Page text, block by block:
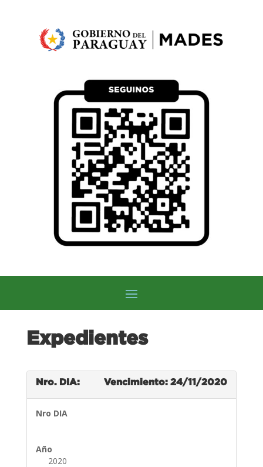
Expedientes
Nro. DIA: Vencimiento: 24/11/2020
Nro DIA
Año
2020